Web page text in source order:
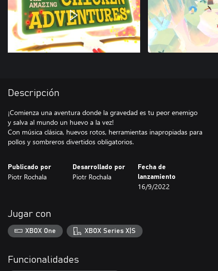
Descripción
¡Comienza una aventura donde la gravedad es tu peor enemigo
y salva al mundo un huevo a la vez!
Con música clásica, huevos rotos, herramientas inapropiadas para
pollos y sombreros divertidos obligatorios.
Publicado por
Piotr Rochala
Desarrollado por
Piotr Rochala
Fecha de
lanzamiento
16/9/2022
Jugar con
XBOX One XBOX Series X|S
Funcionalidades